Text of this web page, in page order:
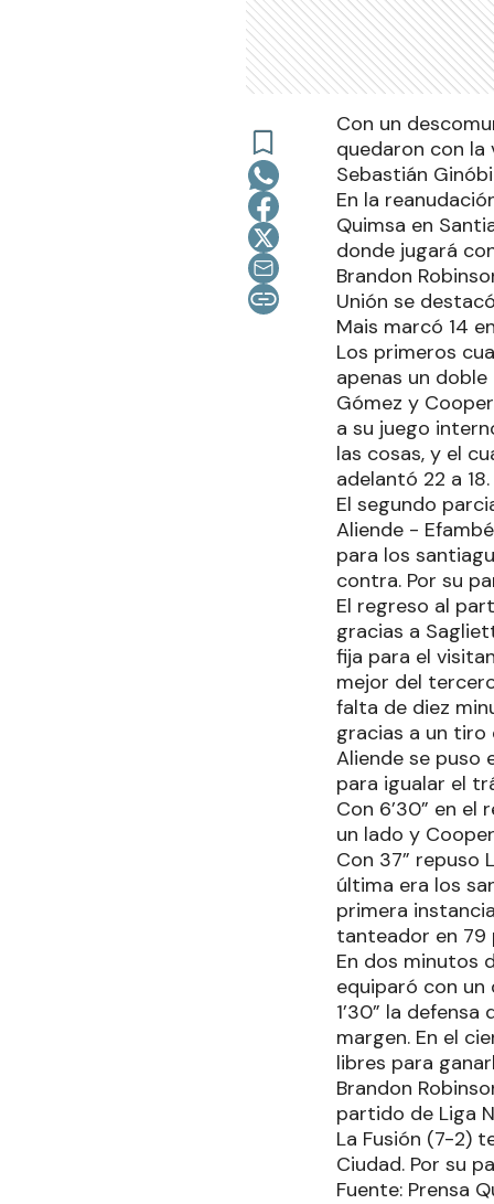
Con un
quedaron con la
Sebastián
En la
Quimsa en
donde jugará
Brandon
Unión se
Mais marcó 14
Los primeros
apenas un
Gómez y
a su juego
las cosas, y el
adelantó 22 a 18.
El segundo
Aliende -
para los
contra. Por su
El regreso al
gracias a
fija para el
mejor del
falta de diez
gracias a un tiro
Aliende se puso
para igualar el
Con 6’30” en
un lado y
Con 37” repuso
última era los
primera
tanteador en 79
En dos minutos
equiparó con
1’30” la
margen. En el
libres para
Brandon
partido de Liga
La Fusión (7-2)
Ciudad. Por su
Fuente: Prensa